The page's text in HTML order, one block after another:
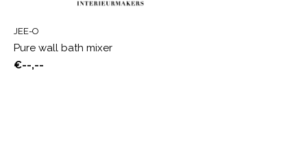
JEE-O
Pure wall bath mixer
€--,--